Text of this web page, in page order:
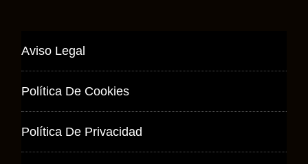
Aviso Legal
Política De Cookies
Política De Privacidad